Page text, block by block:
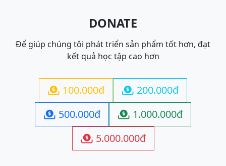
DONATE
Để giúp chúng tôi phát triển sản phẩm tốt hơn, đạt
kết quả học tập cao hơn
 100.000đ  200.000đ
 500.000đ  1.000.000đ
 5.000.000đ